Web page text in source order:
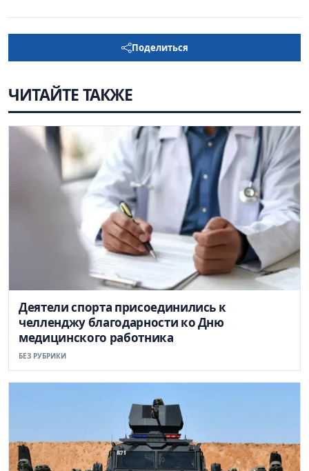
Поделиться
ЧИТАЙТЕ ТАКЖЕ
Деятели спорта присоединились к
челленджу благодарности ко Дню
медицинского работника
БЕЗ РУБРИКИ